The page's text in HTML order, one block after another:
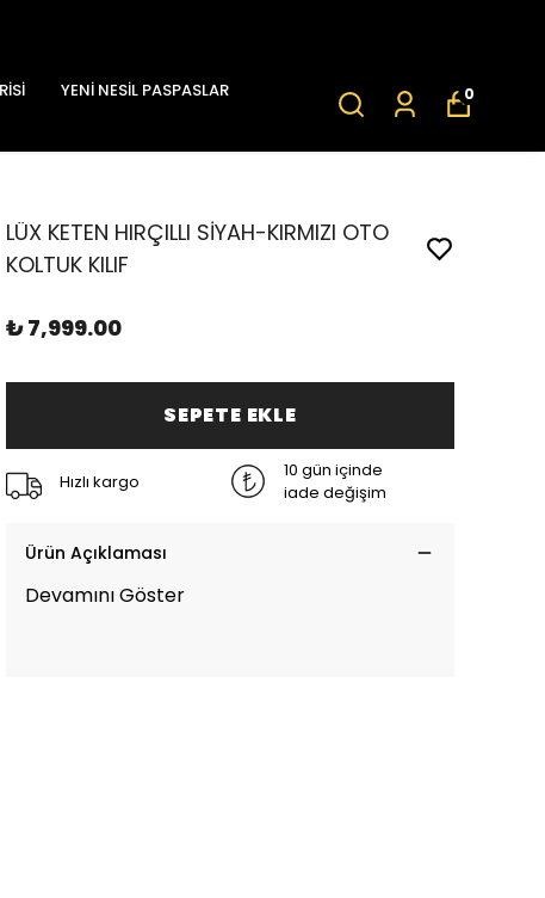
YENİ NESİL PASPASLAR
0
LÜX KETEN HIRÇILLI SİYAH-KIRMIZI OTO
KOLTUK KILIF
₺ 7,999.00
SEPETE EKLE
Hızlı kargo
10 gün içinde
iade değişim
Ürün Açıklaması
Devamını Göster